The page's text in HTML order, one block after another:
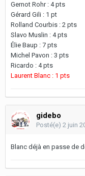
Gernot Rohr : 4 pts
Gérard Gili : 1 pt
Rolland Courbis : 2 pts
Slavo Muslin : 4 pts
Élie Baup : 7 pts
Michel Pavon : 3 pts
Ricardo : 4 pts
Laurent Blanc : 1 pts
gidebo
Posté(e) 2 juin
Blanc déjà en passe de